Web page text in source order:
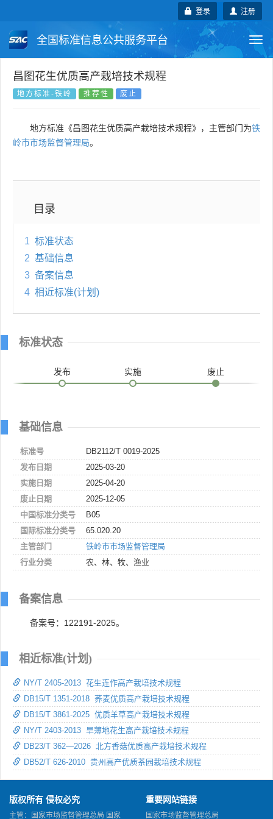
注册
登录
全国标准信息公共服务平台
国家标准 行业标准
国外标准 技术委员会
昌图花生优质高产栽培技术规程
地方标准-铁岭 推荐性 废止
地方标准《昌图花生优质高产栽培技术规程》，主管部门为铁
岭市市场监督管理局。
目录
1 标准状态
2 基础信息
3 备案信息
4 相近标准(计划)
标准状态
发布 实施 废止
基础信息
标准号
DB2112/T 0019-2025
发布日期
2025-03-20
实施日期
2025-04-20
废止日期
2025-12-05
中国标准分类号
B05
国际标准分类号
65.020.20
主管部门
铁岭市市场监督管理局
行业分类
农、林、牧、渔业
备案信息
备案号：122191-2025。
相近标准(计划)
NY/T 2405-2013 花生连作高产栽培技术规程
DB15/T 1351-2018 荞麦优质高产栽培技术规程
DB15/T 3861-2025 优质羊草高产栽培技术规程
NY/T 2403-2013 旱薄地花生高产栽培技术规程
DB23/T 362—2026 北方香菇优质高产栽培技术规程
DB52/T 626-2010 贵州高产优质茶园栽培技术规程
版权所有 侵权必究
主管：国家市场监督管理总局 国家
重要网站链接
国家市场监督管理总局